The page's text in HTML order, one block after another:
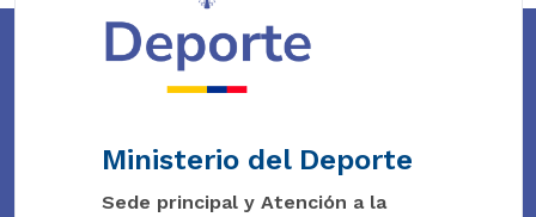
Ministerio del Deporte
Sede principal y Atención a la